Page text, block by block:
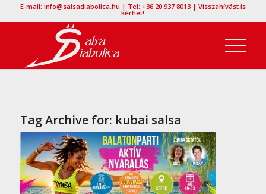
E-mail: info@salsadiabolica.hu | Tel: +36 20 937 8013 | Visszahívást is
kérhet!
Tag Archive for: kubai salsa